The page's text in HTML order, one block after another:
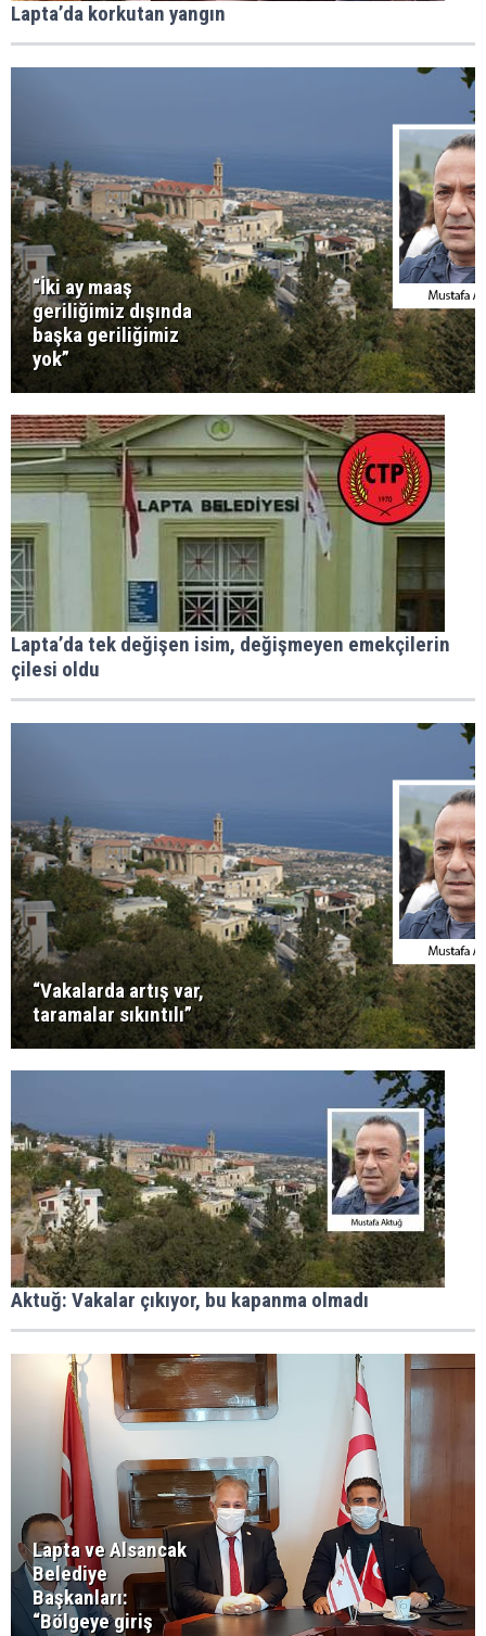
Lapta’da korkutan yangın
“İki ay maaş
geriliğimiz dışında
başka geriliğimiz
yok”
Lapta’da tek değişen isim, değişmeyen emekçilerin
çilesi oldu
“Vakalarda artış var,
taramalar sıkıntılı”
Aktuğ: Vakalar çıkıyor, bu kapanma olmadı
Lapta ve Alsancak
Belediye
Başkanları:
“Bölgeye giriş